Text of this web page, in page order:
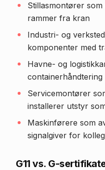
Stillasmontører
rammer fra kran
Industri- og
komponenter med
Havne- og
containerhåndtering
Servicemontører
installerer utstyr
Maskinførere som
signalgiver for
G11 vs. G-